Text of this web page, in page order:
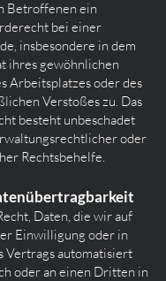
Betroffenen ein
bei einer
insbesondere in dem
ihres gewöhnlichen
Arbeitsplatzes oder des
Verstoßes zu. Das
besteht unbeschadet
oder
Rechtsbehelfe.
Daten, die wir auf
Einwilligung oder in
Vertrags automatisiert
oder an einen Dritten in